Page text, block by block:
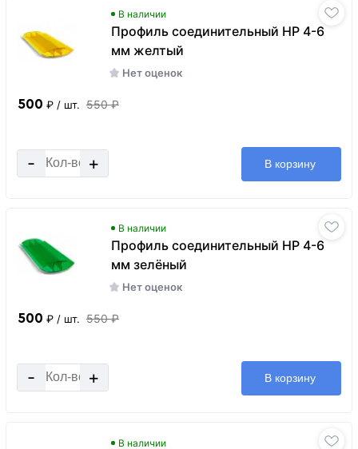
В наличии
Профиль соединительный HP 4-6
мм желтый
Нет оценок
500 ₽ / шт. 550 ₽
- + В корзину
В наличии
Профиль соединительный HP 4-6
мм зелёный
Нет оценок
500 ₽ / шт. 550 ₽
- + В корзину
В наличии